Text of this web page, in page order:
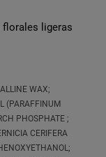
florales ligeras
WAX;
(PARAFFINUM
PHOSPHATE ;
CERIFERA